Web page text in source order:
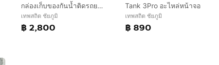
กล่องเก็บของกันน้ำติดรถยนต์
เทพสถิต ชัยภูมิ
฿ 2,800
Tank 3Pro อะไหล่หน้าจอ
เทพสถิต ชัยภูมิ
฿ 890